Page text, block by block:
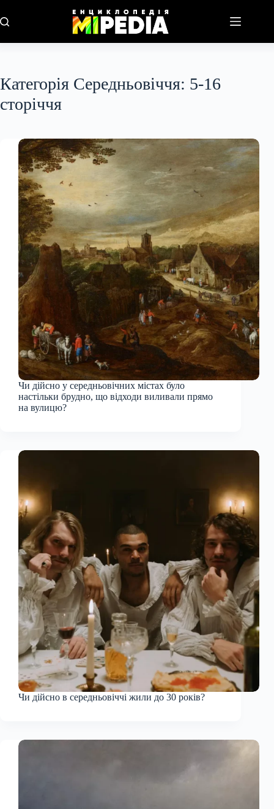
до
вмісту
Категорія Середньовіччя: 5-16
сторіччя
Чи дійсно у середньовічних містах було
настільки брудно, що відходи виливали прямо
на вулицю?
Чи дійсно в середньовіччі жили до 30 років?